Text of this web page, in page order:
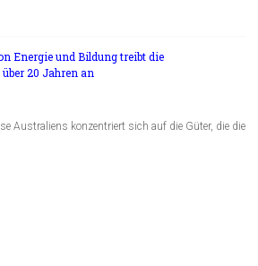
Energie und Bildung treibt die
20 Jahren an
Australiens konzentriert sich auf die Güter, die die